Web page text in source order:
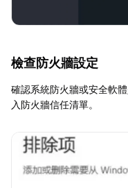
檢查防火牆設定
確認系統防火牆或安全軟
入防火牆信任清單。